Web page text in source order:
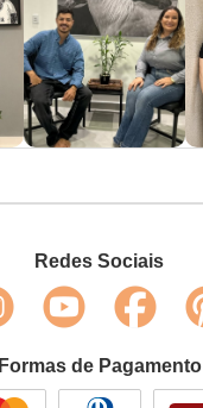
Redes Sociais
Formas de Pagamento